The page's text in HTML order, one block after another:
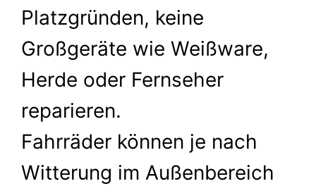
Platzgründen, keine
Großgeräte wie Weißware,
Herde oder Fernseher
reparieren.
Fahrräder können je nach
Witterung im Außenbereich